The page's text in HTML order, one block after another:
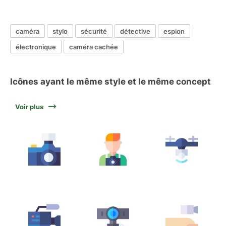
caméra stylo sécurité détective
espion
électronique
caméra cachée
Icônes ayant le même style et le même concept
Voir plus